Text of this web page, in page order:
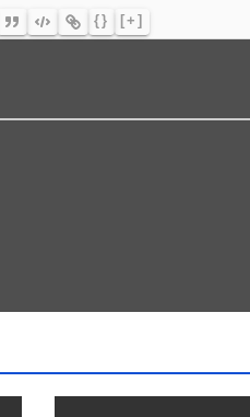
{} [+]